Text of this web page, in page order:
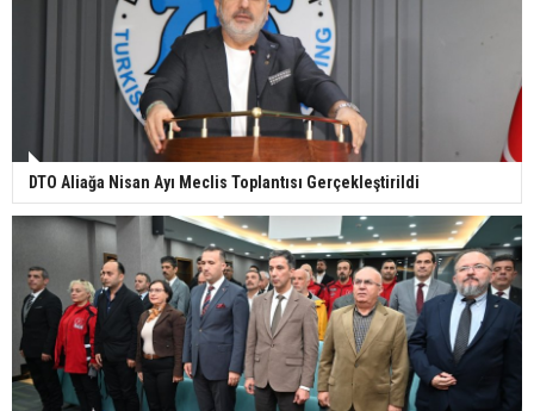
DTO Aliağa Nisan Ayı Meclis Toplantısı Gerçekleştirildi